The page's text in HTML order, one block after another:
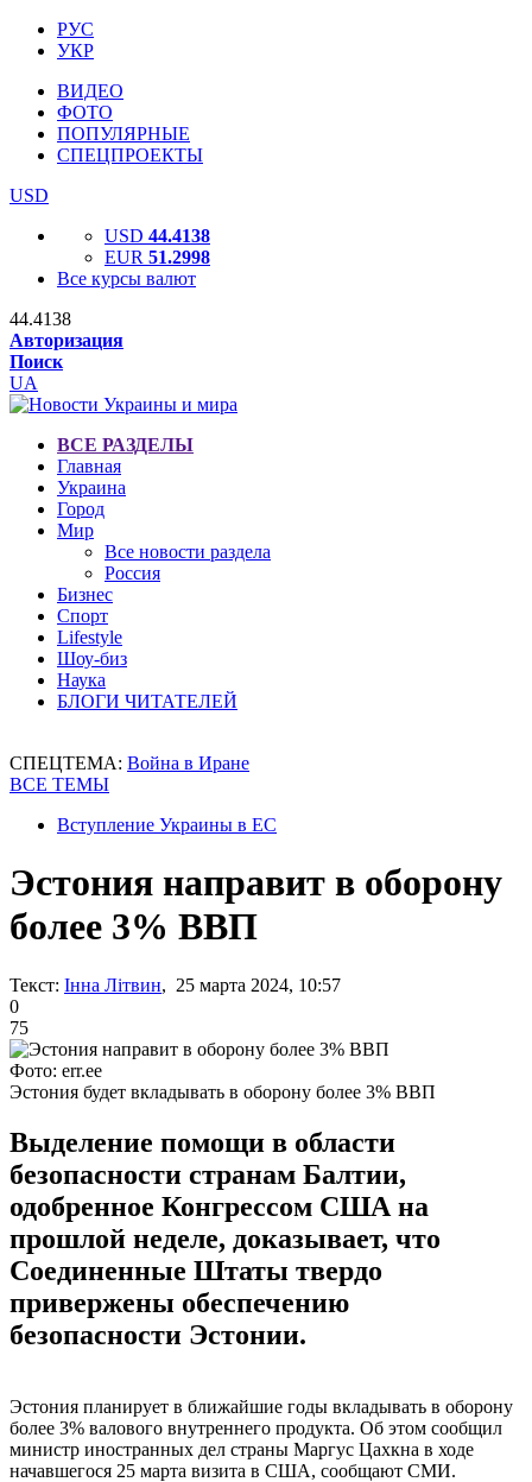
РУС
УКР
ВИДЕО
ФОТО
ПОПУЛЯРНЫЕ
СПЕЦПРОЕКТЫ
USD
USD 44.4138
EUR 51.2998
Все курсы валют
44.4138
Авторизация
Поиск
UA
ВСЕ РАЗДЕЛЫ
Главная
Украина
Город
Мир
Все новости раздела
Россия
Бизнес
Спорт
Lifestyle
Шоу-биз
Наука
БЛОГИ ЧИТАТЕЛЕЙ
СПЕЦТЕМА: Война в Иране
ВСЕ ТЕМЫ
Вступление Украины в ЕС
Эстония направит в оборону
более 3% ВВП
Текст: Інна Літвин, 25 марта 2024, 10:57
0
75
Фото: err.ee
Эстония будет вкладывать в оборону более 3% ВВП
Выделение помощи в области
безопасности странам Балтии,
одобренное Конгрессом США на
прошлой неделе, доказывает, что
Соединенные Штаты твердо
привержены обеспечению
безопасности Эстонии.
Эстония планирует в ближайшие годы вкладывать в оборону
более 3% валового внутреннего продукта. Об этом сообщил
министр иностранных дел страны Маргус Цахкна в ходе
начавшегося 25 марта визита в США, сообщают СМИ.